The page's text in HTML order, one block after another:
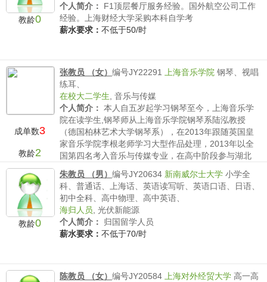
教龄0
个人简介：
F1顶层餐厅服务经验。国外航空公司工作
经验。上海财经大学采购本科自学考
薪水要求： 不低于50/时
成单数3
教龄2
张教员 （女） 编号JY22291 上海音乐学院 钢琴、视唱
练耳、
在校大二学生 音乐与传媒
个人简介： 本人自五岁起学习钢琴至今，上海音乐学
院在读学生,钢琴师从上海音乐学院钢琴系陆泓教授
（德国柏林艺术大学钢琴系），在2013年跟随英国皇
家音乐学院李根老师学习大型作品处理，2013年以全
国第四名考入音乐与传媒专业，在高中阶段参与湖北
薪水要求：不低于150/时
教龄0
朱教员 （男） 编号JY20634 新南威尔士大学 小学全
科、普通话、上海话、英语读写听、英语口语、日语、
初中全科、高中物理、高中英语、
海归人员 光伏新能源
个人简介：
归国留学人员
薪水要求： 不低于70/时
陈教员 （女） 编号JY20584 上海对外经贸大学 高一高